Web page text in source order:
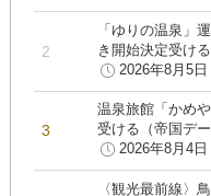
「ゆりの温泉」
き開始決定受け
2026年8月5日
温泉旅館「かめ
受ける（帝国デ
2026年8月4日
〈観光最前線〉